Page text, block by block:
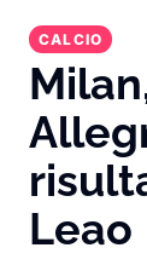
CALCIO
Leao